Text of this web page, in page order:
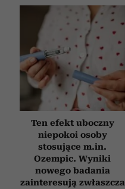
Ten efekt uboczny
niepokoi osoby
stosujące m.in.
Ozempic. Wyniki
nowego badania
zainteresują zwłaszcza